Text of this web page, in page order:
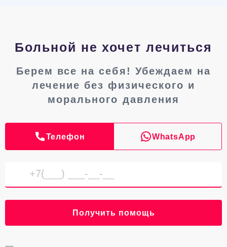
Больной не хочет лечиться
Берем все на себя! Убеждаем на
лечение без физического и
морального давления
Телефон WhatsApp
Получить помощь